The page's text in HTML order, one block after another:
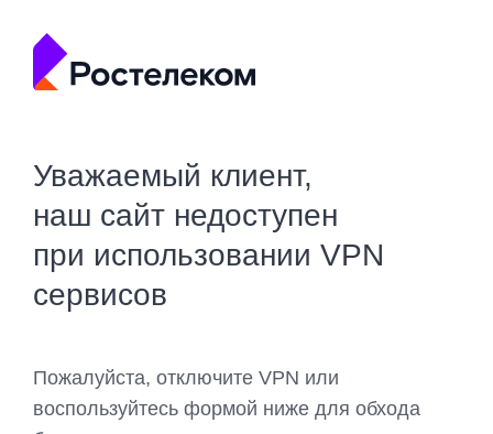
Уважаемый клиент,
наш сайт недоступен
при использовании VPN
сервисов
Пожалуйста, отключите VPN или
воспользуйтесь формой ниже для обхода